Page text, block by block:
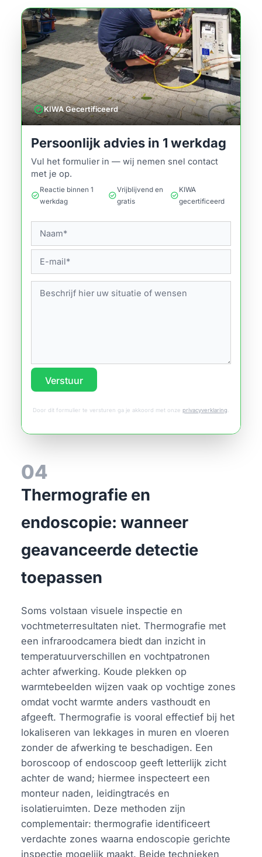
verifiedKIWA Gecertificeerd
Persoonlijk advies in 1 werkdag
Vul het formulier in — wij nemen snel contact
met je op.
check_circle
Reactie binnen 1
werkdag
check_circle
Vrijblijvend en
gratis
check_circle
KIWA
gecertificeerd
Verstuur
Door dit formulier te versturen ga je akkoord met onze privacyverklaring.
04
Thermografie en
endoscopie: wanneer
geavanceerde detectie
toepassen
Soms volstaan visuele inspectie en
vochtmeterresultaten niet. Thermografie met
een infraroodcamera biedt dan inzicht in
temperatuurverschillen en vochtpatronen
achter afwerking. Koude plekken op
warmtebeelden wijzen vaak op vochtige zones
omdat vocht warmte anders vasthoudt en
afgeeft. Thermografie is vooral effectief bij het
lokaliseren van lekkages in muren en vloeren
zonder de afwerking te beschadigen. Een
boroscoop of endoscoop geeft letterlijk zicht
achter de wand; hiermee inspecteert een
monteur naden, leidingtracés en
isolatieruimten. Deze methoden zijn
complementair: thermografie identificeert
verdachte zones waarna endoscopie gerichte
inspectie mogelijk maakt. Beide technieken